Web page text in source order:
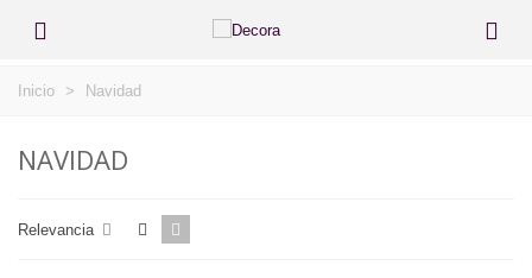
Inicio > Navidad
NAVIDAD
Relevancia